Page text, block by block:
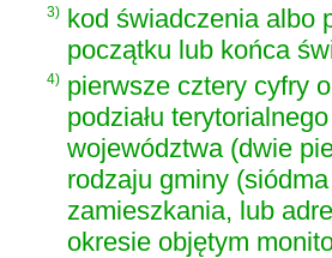
3) kod świadczenia albo
początku lub końca
4) pierwsze cztery cyfry
podziału
województwa (dwie
rodzaju gminy
zamieszkania, lub
okresie objętym